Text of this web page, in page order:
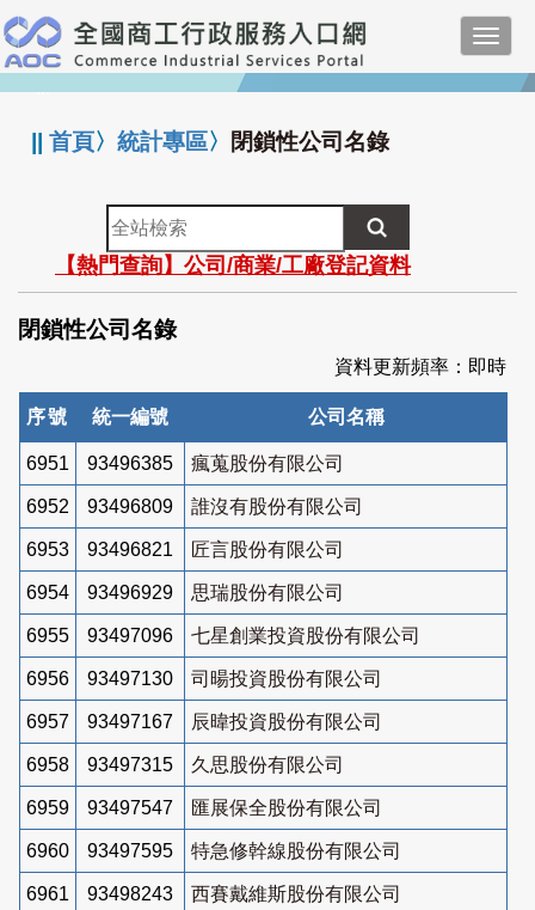
跳
到
主
要
:::
||首頁〉統計專區〉 閉鎖性公司名錄
全
站
檢
索
【熱門查詢】公司/商業/工廠登記資料
閉鎖性公司名錄
資料更新頻率：即時
序號 統一編號 公司名稱
6951 93496385 瘋蒐股份有限公司
6952 93496809 誰沒有股份有限公司
6953 93496821 匠言股份有限公司
6954 93496929 思瑞股份有限公司
6955 93497096 七星創業投資股份有限公司
6956 93497130 司暘投資股份有限公司
6957 93497167 辰暐投資股份有限公司
6958 93497315 久思股份有限公司
6959 93497547 匯展保全股份有限公司
6960 93497595 特急修幹線股份有限公司
6961 93498243 西賽戴維斯股份有限公司